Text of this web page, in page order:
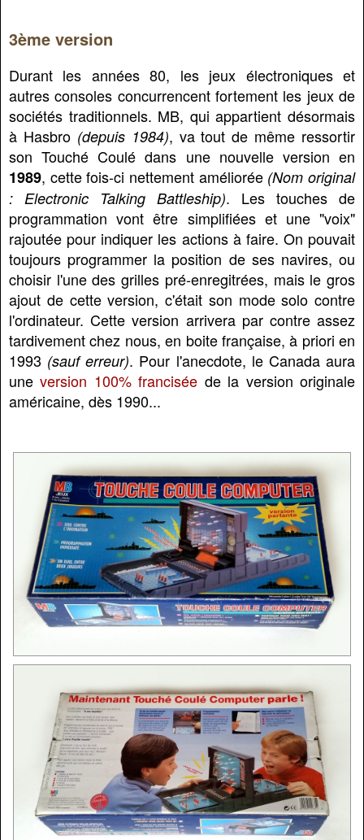
3ème version
Durant les années 80, les jeux électroniques et
autres consoles concurrencent fortement les jeux de
sociétés traditionnels. MB, qui appartient désormais
à Hasbro (depuis 1984), va tout de même ressortir
son Touché Coulé dans une nouvelle version en
1989, cette fois-ci nettement améliorée (Nom original
: Electronic Talking Battleship). Les touches de
programmation vont être simplifiées et une "voix"
rajoutée pour indiquer les actions à faire. On pouvait
toujours programmer la position de ses navires, ou
choisir l'une des grilles pré-enregitrées, mais le gros
ajout de cette version, c'était son mode solo contre
l'ordinateur. Cette version arrivera par contre assez
tardivement chez nous, en boite française, à priori en
1993 (sauf erreur). Pour l'anecdote, le Canada aura
uneversion 100% francisée de la version originale
américaine, dès 1990...